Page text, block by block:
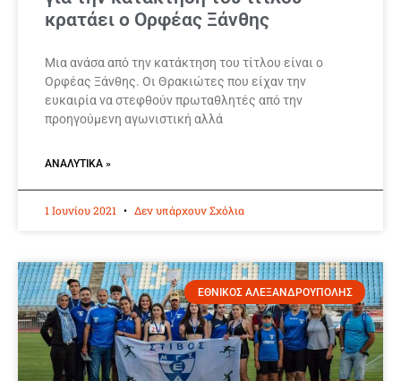
κρατάει ο Ορφέας Ξάνθης
Μια ανάσα από την κατάκτηση του τίτλου είναι ο
Ορφέας Ξάνθης. Οι Θρακιώτες που είχαν την
ευκαιρία να στεφθούν πρωταθλητές από την
προηγούμενη αγωνιστική αλλά
ΑΝΑΛΥΤΙΚΆ »
1 Ιουνίου 2021 Δεν υπάρχουν Σχόλια
ΕΘΝΙΚΟΣ ΑΛΕΞΑΝΔΡΟΥΠΟΛΗΣ